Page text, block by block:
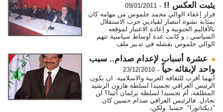
يثبت العكس !! -
09/01/2011
قرار إعفاء الوالي محمد جلموس من مهامه كان
بمثابة نشوة انتصار لقياديي حزب الاستقلال
بالأقاليم الجنوبية و إعادة الاعتبار لموقعه
السياسي ، و كانت عدة أوساط سياسية تتهم
الوالي جلموس بفشله في تدبير ملف
عشرة أسباب لإعدام صدام.. سبب
واحد لإبقائه حياً -
23/12/2010
أيهما أقرب للثقافة العربية والاسلامية: ان يكون
الرئيس العراقي تجسيدا لسلطة هارون الرشيد
المطلقة، أم تجسيدا لسلطة برلمان أثينا؟ لن
نجادل. فالرئيس العراقي صدام حسين كان
"ديكتاتورا". حسنا. ولكن،